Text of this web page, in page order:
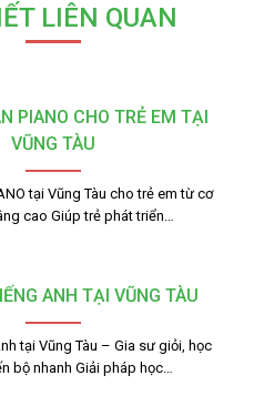
LIÊN QUAN
PIANO CHO TRẺ EM TẠI
VŨNG TÀU
tại Vũng Tàu cho trẻ em từ cơ
cao Giúp trẻ phát triển…
ANH TẠI VŨNG TÀU
tại Vũng Tàu – Gia sư giỏi, học
bộ nhanh Giải pháp học…